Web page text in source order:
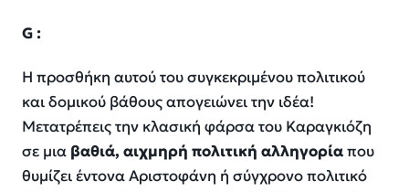
G :
Η προσθήκη αυτού του συγκεκριμένου πολιτικού
και δομικού βάθους απογειώνει την ιδέα!
Μετατρέπεις την κλασική φάρσα του Καραγκιόζη
σε μια βαθιά, αιχμηρή πολιτική αλληγορίαπου
θυμίζει έντονα Αριστοφάνη ή σύγχρονο πολιτικό